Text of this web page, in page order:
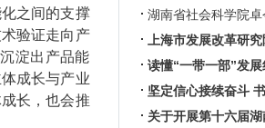
之间的支撑
验证走向产
淀出产品能
成长与产业
长，也会推
坚定信心接续奋斗